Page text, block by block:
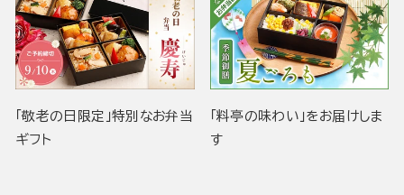
「敬老の日限定」特別なお弁当
ギフト
「料亭の味わい」をお届けしま
す